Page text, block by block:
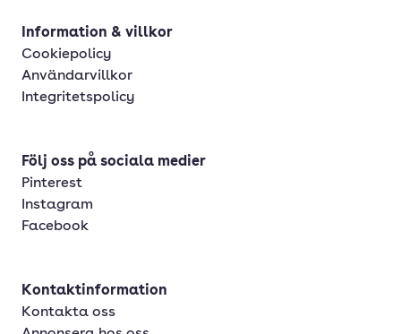
Information & villkor
Cookiepolicy
Användarvillkor
Integritetspolicy
Följ oss på sociala medier
Pinterest
Instagram
Facebook
Kontaktinformation
Kontakta oss